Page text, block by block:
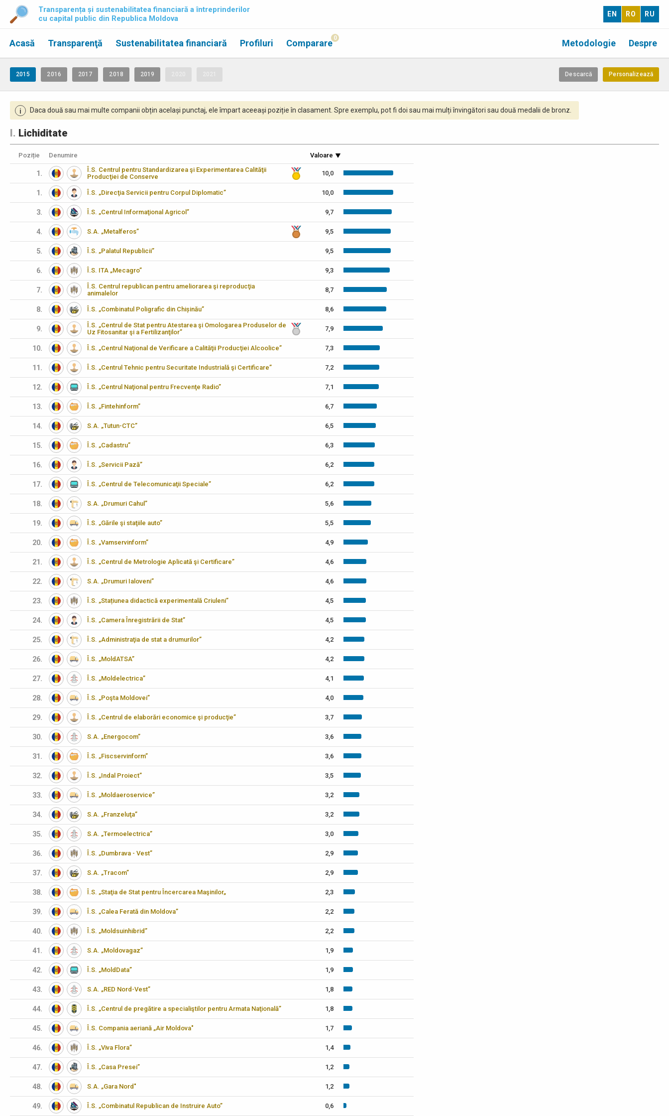
Transparența și sustenabilitatea financiară a întreprinderilor
cu capital public din Republica Moldova
EN RO RU
Acasă Transparenţă Despre
Metodologie
Sustenabilitatea financiară Profiluri Comparare 0
2015 2016 2017 2018 2019 Personalizează
Descarcă
i Daca două sau mai multe companii obțin același punctaj, ele împart aceeași poziție în clasament. Spre exemplu, pot fi doi sau mai mulți învingători sau două medalii de bronz.
I. Lichiditate
Poziție Denumire Valoare
1.
Î.S. Centrul pentru Standardizarea şi Experimentarea Calităţii
Producţiei de Conserve
10,0
1. Î.S. „Direcţia Servicii pentru Corpul Diplomatic” 10,0
3. Î.S. „Centrul Informaţional Agricol” 9,7
4. S.A. „Metalferos” 9,5
5. Î.S. „Palatul Republicii” 9,5
6. Î.S. ITA „Mecagro” 9,3
7.
Î.S. Centrul republican pentru ameliorarea şi reproducţia
animalelor
8,7
8. Î.S. „Combinatul Poligrafic din Chișinău” 8,6
9.
Î.S. „Centrul de Stat pentru Atestarea şi Omologarea Produselor de
Uz Fitosanitar şi a Fertilizanţilor”
7,9
10. Î.S. „Centrul Naţional de Verificare a Calităţii Producţiei Alcoolice” 7,3
11. Î.S. „Centrul Tehnic pentru Securitate Industrială şi Certificare” 7,2
12. Î.S. „Centrul Naţional pentru Frecvenţe Radio” 7,1
13. Î.S. „Fintehinform” 6,7
14. S.A. „Tutun-CTC” 6,5
15. Î.S. „Cadastru” 6,3
16. Î.S. „Servicii Pază” 6,2
17. Î.S. „Centrul de Telecomunicaţii Speciale” 6,2
18. S.A. „Drumuri Cahul” 5,6
19. Î.S. „Gările şi staţiile auto” 5,5
20. Î.S. „Vamservinform” 4,9
21. Î.S. „Centrul de Metrologie Aplicată şi Certificare” 4,6
22. S.A. „Drumuri Ialoveni” 4,6
23. Î.S. „Stațiunea didactică experimentală Criuleni” 4,5
24. Î.S. „Camera Înregistrării de Stat” 4,5
25. Î.S. „Administraţia de stat a drumurilor” 4,2
26. Î.S. „MoldATSA” 4,2
27. Î.S. „Moldelectrica” 4,1
28. Î.S. „Poşta Moldovei” 4,0
29. Î.S. „Centrul de elaborări economice şi producţie” 3,7
30. S.A. „Energocom” 3,6
31. Î.S. „Fiscservinform” 3,6
32. Î.S. „Indal Proiect” 3,5
33. Î.S. „Moldaeroservice” 3,2
34. S.A. „Franzeluţa” 3,2
35. S.A. „Termoelectrica” 3,0
36. Î.S. „Dumbrava - Vest” 2,9
37. S.A. „Tracom” 2,9
38. Î.S. „Staţia de Stat pentru Încercarea Maşinilor„ 2,3
39. Î.S. „Calea Ferată din Moldova” 2,2
40. Î.S. „Moldsuinhibrid” 2,2
41. S.A. „Moldovagaz” 1,9
42. Î.S. „MoldData” 1,9
43. S.A. „RED Nord-Vest” 1,8
44. Î.S. „Centrul de pregătire a specialiştilor pentru Armata Naţională” 1,8
45. Î.S. Compania aeriană „Air Moldova" 1,7
46. Î.S. „Viva Flora” 1,4
47. Î.S. „Casa Presei” 1,2
48. S.A. „Gara Nord" 1,2
49. Î.S. „Combinatul Republican de Instruire Auto” 0,6